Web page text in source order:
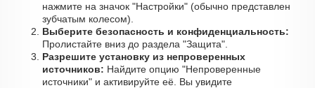
нажмите на значок "Настройки" (обычно представлен
зубчатым колесом).
Выберите безопасность и конфиденциальность:
Пролистайте вниз до раздела "Защита".
Разрешите установку из непроверенных
источников: Найдите опцию "Непроверенные
источники" и активируйте её. Вы увидите